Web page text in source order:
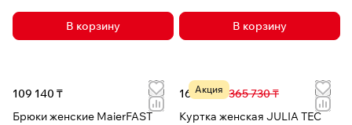
В корзину В корзину
109 140 ₸
Брюки женские MaierFAST
Акция
161 964 ₸365 730 ₸
Куртка женская JULIA TEC